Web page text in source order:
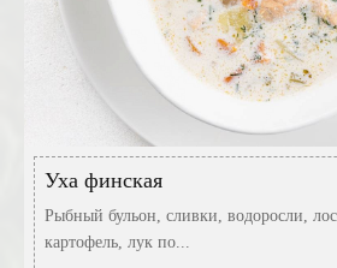
Уха финская
Рыбный бульон, сливки, водоросли,
картофель, лук по...